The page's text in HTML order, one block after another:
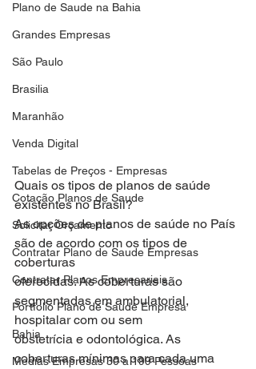
Plano de Saude na Bahia
Grandes Empresas
São Paulo
Brasilia
Maranhão
Venda Digital
Tabelas de Preços - Empresas
Cotação Planos de Saude
Solicitar Orçamento
Contratar Plano de Saude Empresas
Contratar Planos Empresariais
Portfolio Plano de Saude Empresa
Bahia
Medias Empresas 30 a 199 Pessoas
Quais os tipos de planos de saúde
existentes no Brasil?
As opções de planos de saúde no País
são de acordo com os tipos de
coberturas
oferecidas. As coberturas são
segmentadas em ambulatorial,
hospitalar com ou sem
obstetrícia e odontológica. As
coberturas mínimas para cada uma